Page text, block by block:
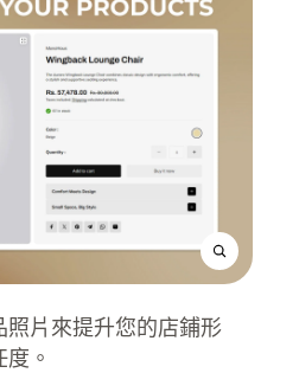
片來提升您的店鋪形
。